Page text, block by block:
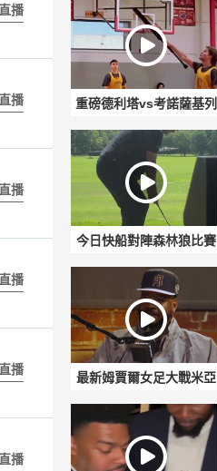
播
播
播
播
播
播
重磅德利塔vs考諾薩基列
斯賽事前瞻
今日快船對陣森林狼比賽
回放
最新姆賈爾女足大戰米亞
瓦斯巴達女足比賽回放